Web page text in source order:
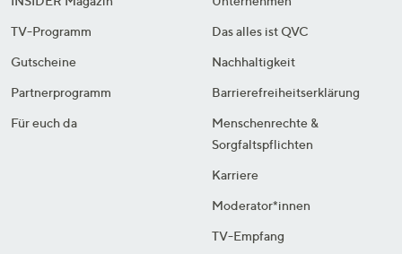
TV-Programm
Gutscheine
Partnerprogramm
Für euch da
Das alles ist QVC
Nachhaltigkeit
Barrierefreiheitserklärung
Menschenrechte &
Sorgfaltspflichten
Karriere
Moderator*innen
TV-Empfang